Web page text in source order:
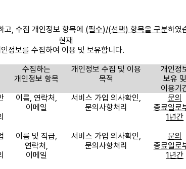
고, 수집 개인정보 항목에 (필수)/(선택) 항목을 구분하였
현재
정보를 수집하여 이용 및 보유합니다.
수집하는
개인정보 항목
개인정보 수집 및 이용
목적
개인정
보유 및
이용기
이름, 연락처 ,
이메일
서비스 가입 의사확인,
문의사항처리
문의
종료일로
1년간
이름 및 직급,
연락처 ,
이메일
서비스 가입 의사확인,
문의사항처리
문의
종료일로
1년간